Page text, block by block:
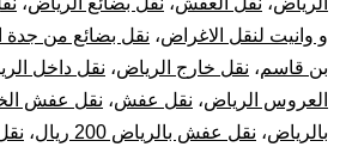
و وانيت لنقل الاغراض، نقل بضائع من جدة
بن قاسم، نقل خارج الرياض، نقل داخل
العروس الرياض، نقل عفش، نقل عفش
بالرياض، نقل عفش بالرياض 200 ريال ،